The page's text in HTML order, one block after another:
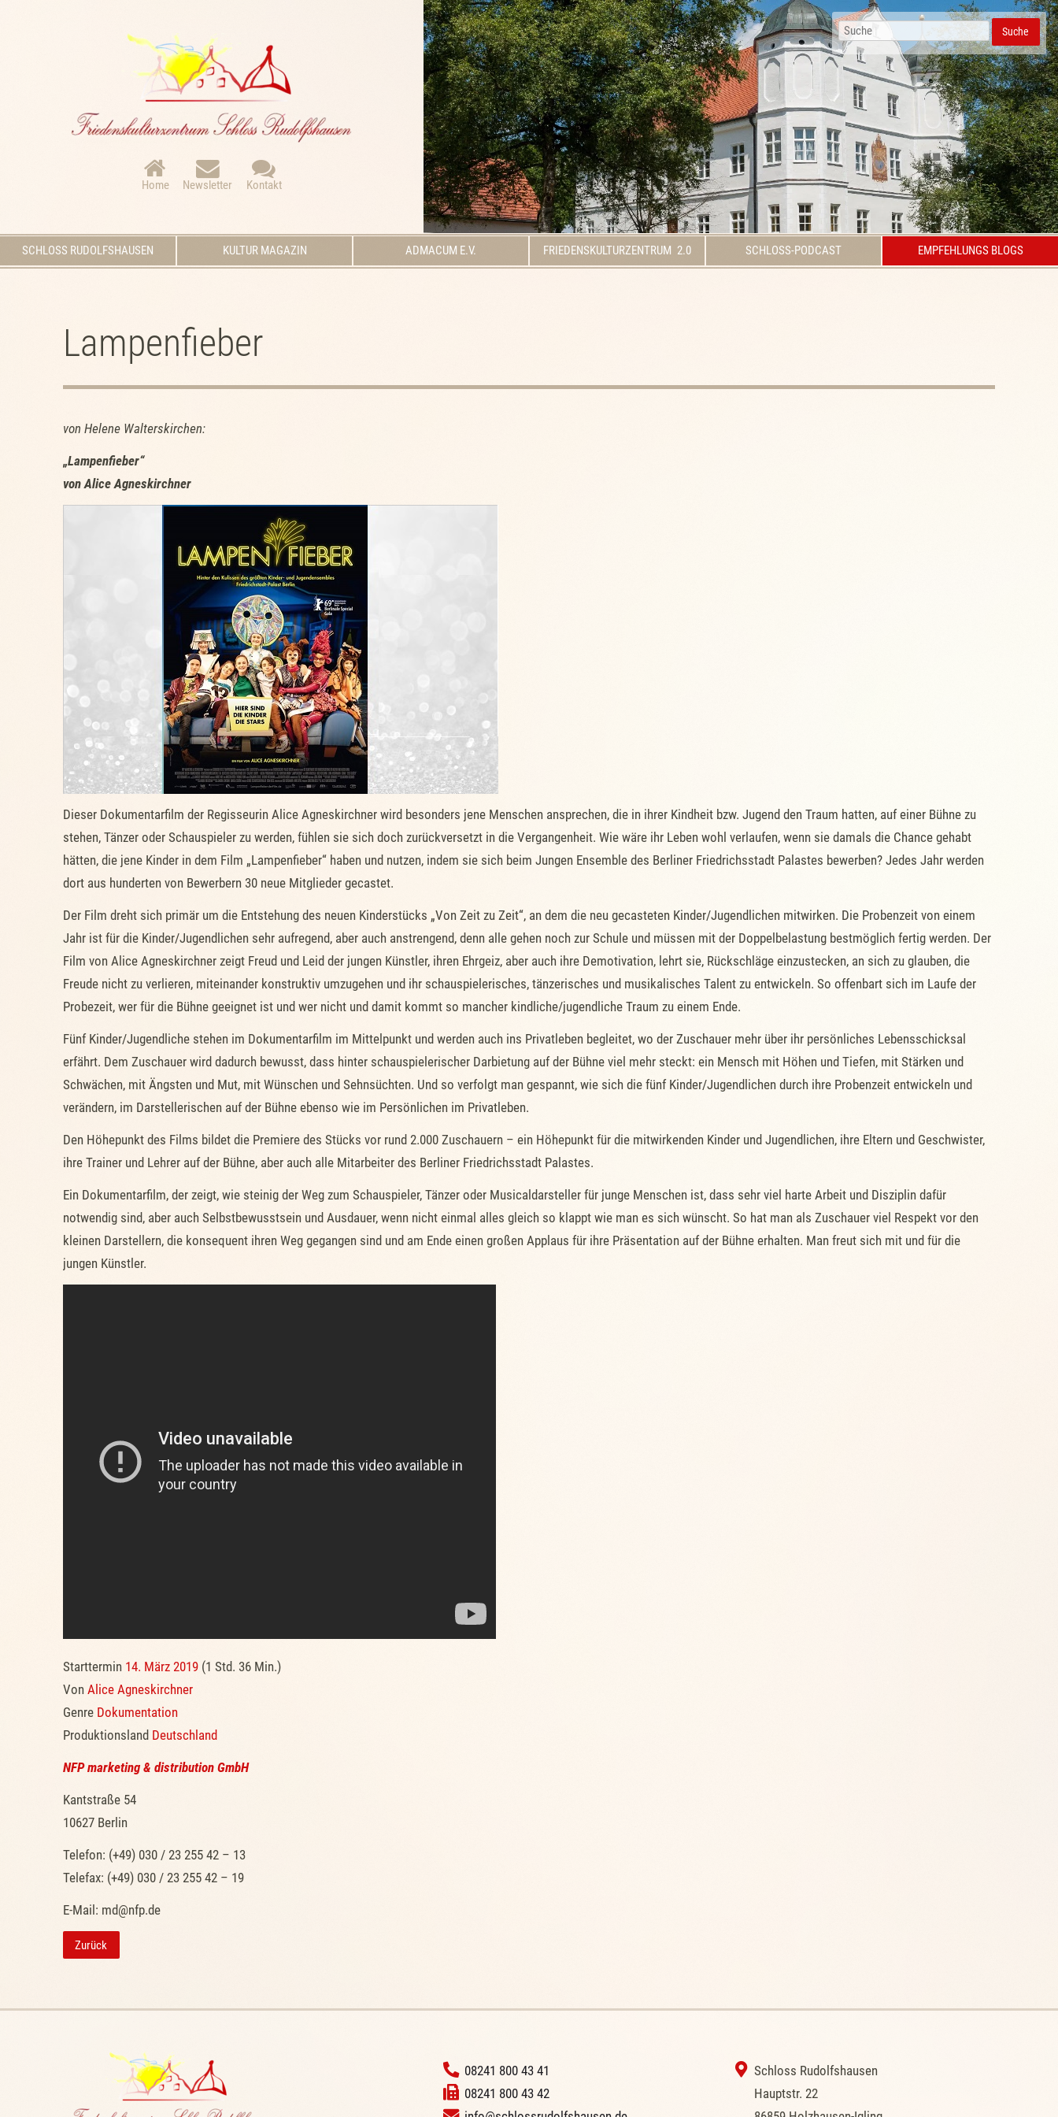
Navigation
überspringen
Home
Newsletter Kontakt
Suche
Navigation
überspringen
SCHLOSS RUDOLFSHAUSEN KULTUR MAGAZIN ADMACUM E.V. FRIEDENSKULTURZENTRUM 2.0 SCHLOSS-PODCAST EMPFEHLUNGS BLOGS
Lampenfieber
von Helene Walterskirchen:
„Lampenfieber“
von Alice Agneskirchner
Dieser Dokumentarfilm der Regisseurin Alice Agneskirchner wird besonders jene Menschen ansprechen, die in ihrer Kindheit bzw. Jugend den Traum hatten, auf einer Bühne zu
stehen, Tänzer oder Schauspieler zu werden, fühlen sie sich doch zurückversetzt in die Vergangenheit. Wie wäre ihr Leben wohl verlaufen, wenn sie damals die Chance gehabt
hätten, die jene Kinder in dem Film „Lampenfieber“ haben und nutzen, indem sie sich beim Jungen Ensemble des Berliner Friedrichsstadt Palastes bewerben? Jedes Jahr werden
dort aus hunderten von Bewerbern 30 neue Mitglieder gecastet.
Der Film dreht sich primär um die Entstehung des neuen Kinderstücks „Von Zeit zu Zeit“, an dem die neu gecasteten Kinder/Jugendlichen mitwirken. Die Probenzeit von einem
Jahr ist für die Kinder/Jugendlichen sehr aufregend, aber auch anstrengend, denn alle gehen noch zur Schule und müssen mit der Doppelbelastung bestmöglich fertig werden. Der
Film von Alice Agneskirchner zeigt Freud und Leid der jungen Künstler, ihren Ehrgeiz, aber auch ihre Demotivation, lehrt sie, Rückschläge einzustecken, an sich zu glauben, die
Freude nicht zu verlieren, miteinander konstruktiv umzugehen und ihr schauspielerisches, tänzerisches und musikalisches Talent zu entwickeln. So offenbart sich im Laufe der
Probezeit, wer für die Bühne geeignet ist und wer nicht und damit kommt so mancher kindliche/jugendliche Traum zu einem Ende.
Fünf Kinder/Jugendliche stehen im Dokumentarfilm im Mittelpunkt und werden auch ins Privatleben begleitet, wo der Zuschauer mehr über ihr persönliches Lebensschicksal
erfährt. Dem Zuschauer wird dadurch bewusst, dass hinter schauspielerischer Darbietung auf der Bühne viel mehr steckt: ein Mensch mit Höhen und Tiefen, mit Stärken und
Schwächen, mit Ängsten und Mut, mit Wünschen und Sehnsüchten. Und so verfolgt man gespannt, wie sich die fünf Kinder/Jugendlichen durch ihre Probenzeit entwickeln und
verändern, im Darstellerischen auf der Bühne ebenso wie im Persönlichen im Privatleben.
Den Höhepunkt des Films bildet die Premiere des Stücks vor rund 2.000 Zuschauern – ein Höhepunkt für die mitwirkenden Kinder und Jugendlichen, ihre Eltern und Geschwister,
ihre Trainer und Lehrer auf der Bühne, aber auch alle Mitarbeiter des Berliner Friedrichsstadt Palastes.
Ein Dokumentarfilm, der zeigt, wie steinig der Weg zum Schauspieler, Tänzer oder Musicaldarsteller für junge Menschen ist, dass sehr viel harte Arbeit und Disziplin dafür
notwendig sind, aber auch Selbstbewusstsein und Ausdauer, wenn nicht einmal alles gleich so klappt wie man es sich wünscht. So hat man als Zuschauer viel Respekt vor den
kleinen Darstellern, die konsequent ihren Weg gegangen sind und am Ende einen großen Applaus für ihre Präsentation auf der Bühne erhalten. Man freut sich mit und für die
jungen Künstler.
Starttermin 14. März 2019 (1 Std. 36 Min.)
Von Alice Agneskirchner
Genre Dokumentation
Produktionsland Deutschland
NFP marketing & distribution GmbH
Kantstraße 54
10627 Berlin
Telefon: (+49) 030 / 23 255 42 – 13
Telefax: (+49) 030 / 23 255 42 – 19
E-Mail: md@nfp.de
Zurück
08241 800 43 41
08241 800 43 42
‭ Schloss Rudolfshausen
‭Hauptstr. 22